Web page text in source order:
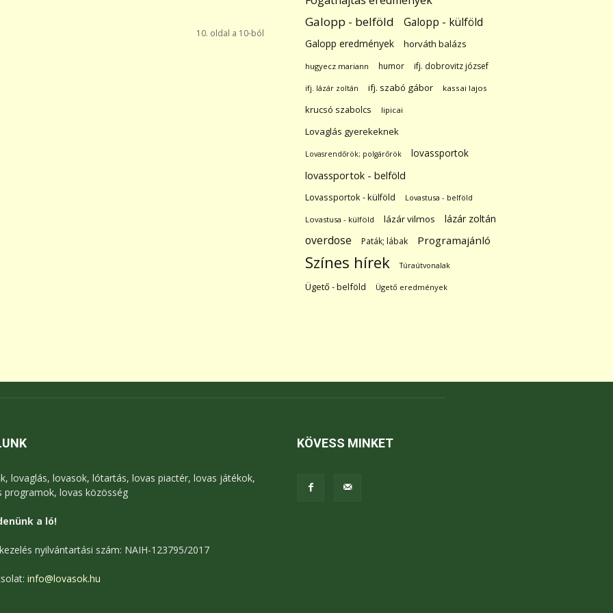
10. oldal a 10-ból
Galopp - belföld Galopp - külföld
Galopp eredmények horváth balázs
hugyecz mariann humor ifj. dobrovitz józsef
ifj. lázár zoltán ifj. szabó gábor kassai lajos
krucsó szabolcs lipicai
Lovaglás gyerekeknek
Lovasrendőrök; polgárőrök
lovassportok
lovassportok - belföld
Lovassportok - külföld Lovastusa - belföld
Lovastusa - külföld lázár vilmos lázár zoltán
overdose Paták; lábak Programajánló
Színes hírek Túraútvonalak
Ügető - belföld Ügető eredmények
lovaglás, lovasok, lótartás, lovas piactér, lovas játékok,
programok, lovas közösség
a ló!
nyilvántartási szám: NAIH-123795/2017
info@lovasok.hu
KÖVESS MINKET